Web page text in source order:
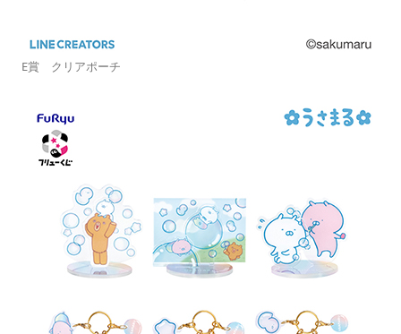
E賞 クリアポーチ